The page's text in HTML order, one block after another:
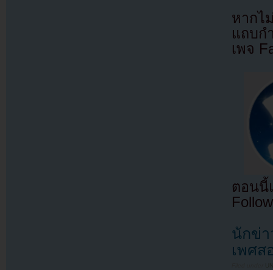
หากไ
แถบก
เพจ
ตอนนี้
นักข่า
เพศส